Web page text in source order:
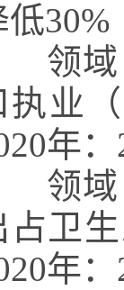
低30%
域
执业
年
域
占卫
年